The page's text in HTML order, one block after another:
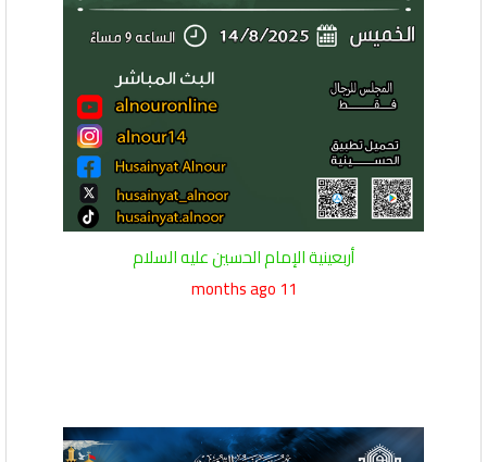
أربعينية الإمام الحسين عليه السلام
11 months ago